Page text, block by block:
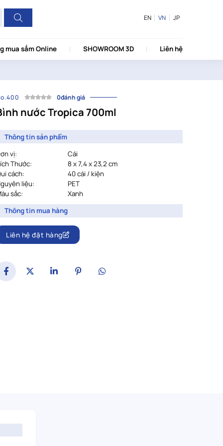
EN VN JP
mua sắm Online SHOWROOM 3D Liên hệ
0đánh giá
nước Tropica 700ml
Thông tin sản phẩm
vị:
Cái
Thước:
8 x 7,4 x 23,2 cm
cách:
40 cái / kiện
liệu:
PET
sắc:
Xanh
Thông tin mua hàng
Liên hệ đặt hàng